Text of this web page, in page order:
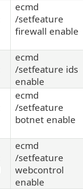
ecmd
/setfeature
firewall enable
ecmd
/setfeature ids
enable
ecmd
/setfeature
botnet enable
ecmd
/setfeature
webcontrol
enable